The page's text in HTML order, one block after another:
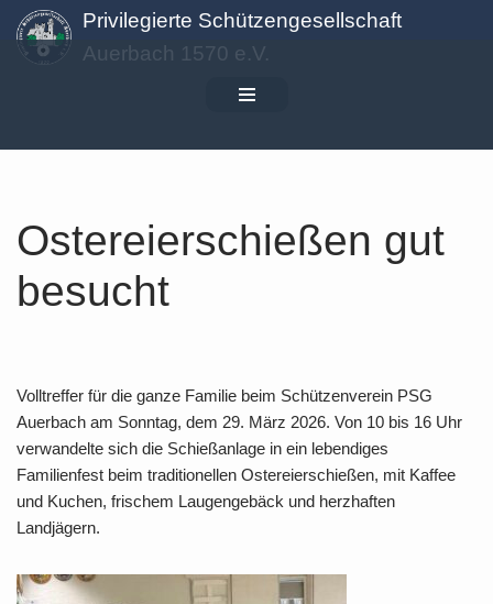
Zum
Privilegierte Schützengesellschaft
Auerbach 1570 e.V.
Ostereierschießen gut
besucht
Volltreffer für die ganze Familie beim Schützenverein PSG
Auerbach am Sonntag, dem 29. März 2026. Von 10 bis 16 Uhr
verwandelte sich die Schießanlage in ein lebendiges
Familienfest beim traditionellen Ostereierschießen, mit Kaffee
und Kuchen, frischem Laugengebäck und herzhaften
Landjägern.